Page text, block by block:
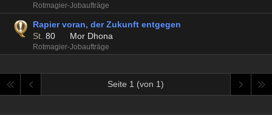
Rotmagier-Jobaufträge
Rapier voran, der Zukunft entgegen
St. 80 Mor Dhona
Rotmagier-Jobaufträge
Seite 1 (von 1)